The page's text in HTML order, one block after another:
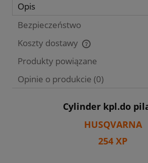
Opis
Bezpieczeństwo
Koszty dostawy
Cena nie zawiera ewentualnych kosztów
Produkty powiązane
Opinie o produkcie (0)
Cylinder kpl.do
HUSQVARNA
254 XP